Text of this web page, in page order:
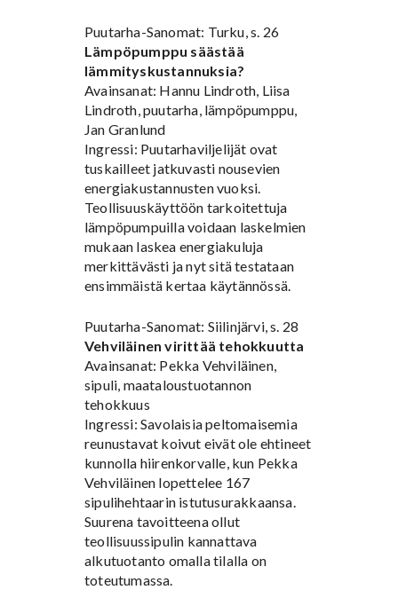
Puutarha-Sanomat: Turku, s. 26
Lämpöpumppu säästää
lämmityskustannuksia?
Avainsanat: Hannu Lindroth, Liisa
Lindroth, puutarha, lämpöpumppu,
Jan Granlund
Ingressi: Puutarhaviljelijät ovat
tuskailleet jatkuvasti nousevien
energiakustannusten vuoksi.
Teollisuuskäyttöön tarkoitettuja
lämpöpumpuilla voidaan laskelmien
mukaan laskea energiakuluja
merkittävästi ja nyt sitä testataan
ensimmäistä kertaa käytännössä.
Puutarha-Sanomat: Siilinjärvi, s. 28
Vehviläinen virittää tehokkuutta
Avainsanat: Pekka Vehviläinen,
sipuli, maataloustuotannon
tehokkuus
Ingressi: Savolaisia peltomaisemia
reunustavat koivut eivät ole ehtineet
kunnolla hiirenkorvalle, kun Pekka
Vehviläinen lopettelee 167
sipulihehtaarin istutusurakkaansa.
Suurena tavoitteena ollut
teollisuussipulin kannattava
alkutuotanto omalla tilalla on
toteutumassa.